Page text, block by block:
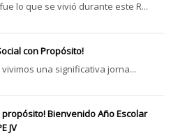
lo que se vivió durante este R...
con Propósito!
vivimos una significativa jorna...
propósito! Bienvenido Año Escolar
JV